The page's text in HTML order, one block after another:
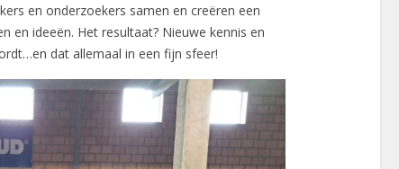
en onderzoekers samen en creëren een
en ideeën. Het resultaat? Nieuwe kennis en
dat allemaal in een fijn sfeer!